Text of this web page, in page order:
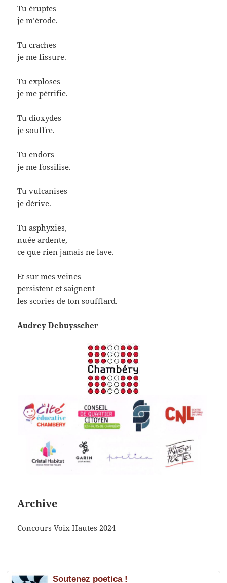
Tu éruptes
je m’érode.
Tu craches
je me fissure.
Tu exploses
je me pétrifie.
Tu dioxydes
je souffre.
Tu endors
je me fossilise.
Tu vulcanises
je dérive.
Tu asphyxies,
nuée ardente,
ce que rien jamais ne lave.
Et sur mes veines
persistent et saignent
les scories de ton soufflard.
Audrey Debuysscher
Archive
Concours Voix Hautes 2024
Soutenez poetica !